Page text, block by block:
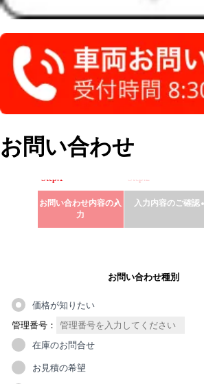
お問い合わせ
Step.1
お問い合わせ内容の入
力
Step.2
入力内容のご確認
お問い合わせ種別
価格が知りたい
管理番号：
在庫のお問合せ
お見積の希望